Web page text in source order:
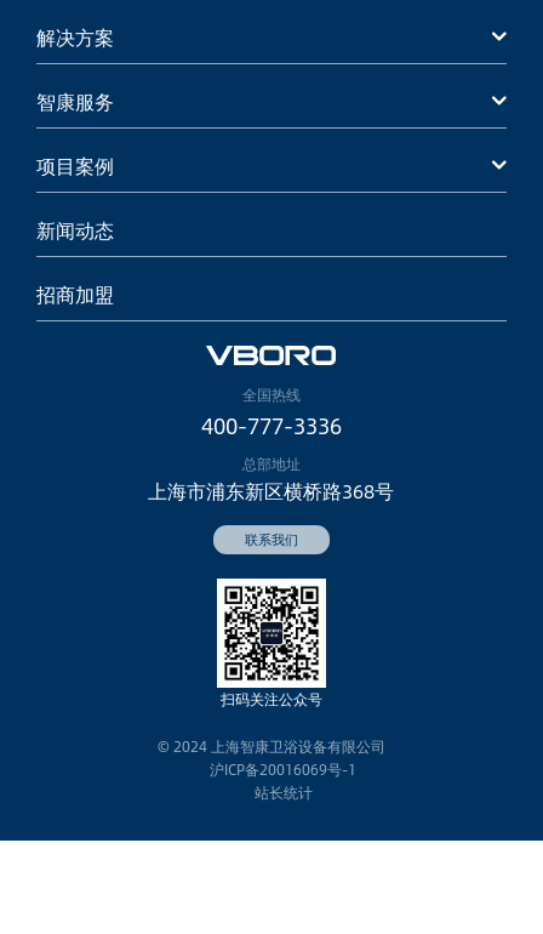
解决方案
智康服务
项目案例
新闻动态
招商加盟
全国热线
400-777-3336
总部地址
上海市浦东新区横桥路368号
扫码关注公众号
© 2024 上海智康卫浴设备有限公司
沪ICP备20016069号-1
站长统计